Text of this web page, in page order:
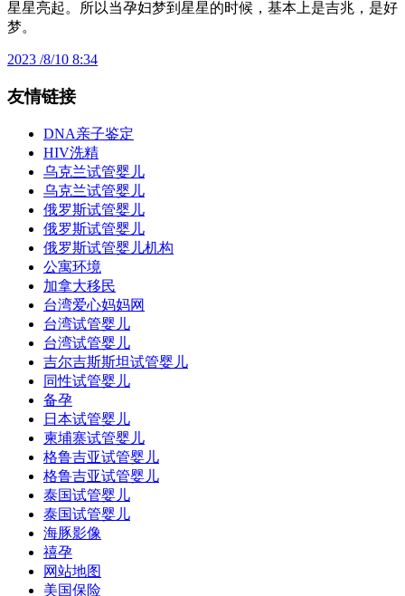
星星亮起。所以当孕妇梦到星星的时候，基本上是吉兆，是好
梦。
2023 /8/10 8:34
友情链接
DNA亲子鉴定
HIV洗精
乌克兰试管婴儿
乌克兰试管婴儿
俄罗斯试管婴儿
俄罗斯试管婴儿
俄罗斯试管婴儿机构
公寓环境
加拿大移民
台湾爱心妈妈网
台湾试管婴儿
台湾试管婴儿
吉尔吉斯斯坦试管婴儿
同性试管婴儿
备孕
日本试管婴儿
柬埔寨试管婴儿
格鲁吉亚试管婴儿
格鲁吉亚试管婴儿
泰国试管婴儿
泰国试管婴儿
海豚影像
禧孕
网站地图
美国保险